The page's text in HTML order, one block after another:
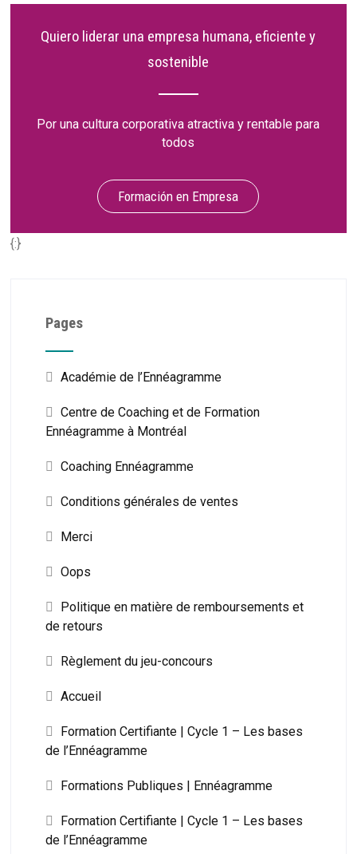
Quiero liderar una empresa humana, eficiente y
sostenible
Por una cultura corporativa atractiva y rentable para
todos
Formación en Empresa
{:}
Pages
Académie de l’Ennéagramme
Centre de Coaching et de Formation
Ennéagramme à Montréal
Coaching Ennéagramme
Conditions générales de ventes
Merci
Oops
Politique en matière de remboursements et
de retours
Règlement du jeu-concours
Accueil
Formation Certifiante | Cycle 1 – Les bases
de l’Ennéagramme
Formations Publiques | Ennéagramme
Formation Certifiante | Cycle 1 – Les bases
de l’Ennéagramme